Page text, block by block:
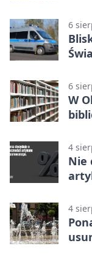
6
6
W
4
Nie
4